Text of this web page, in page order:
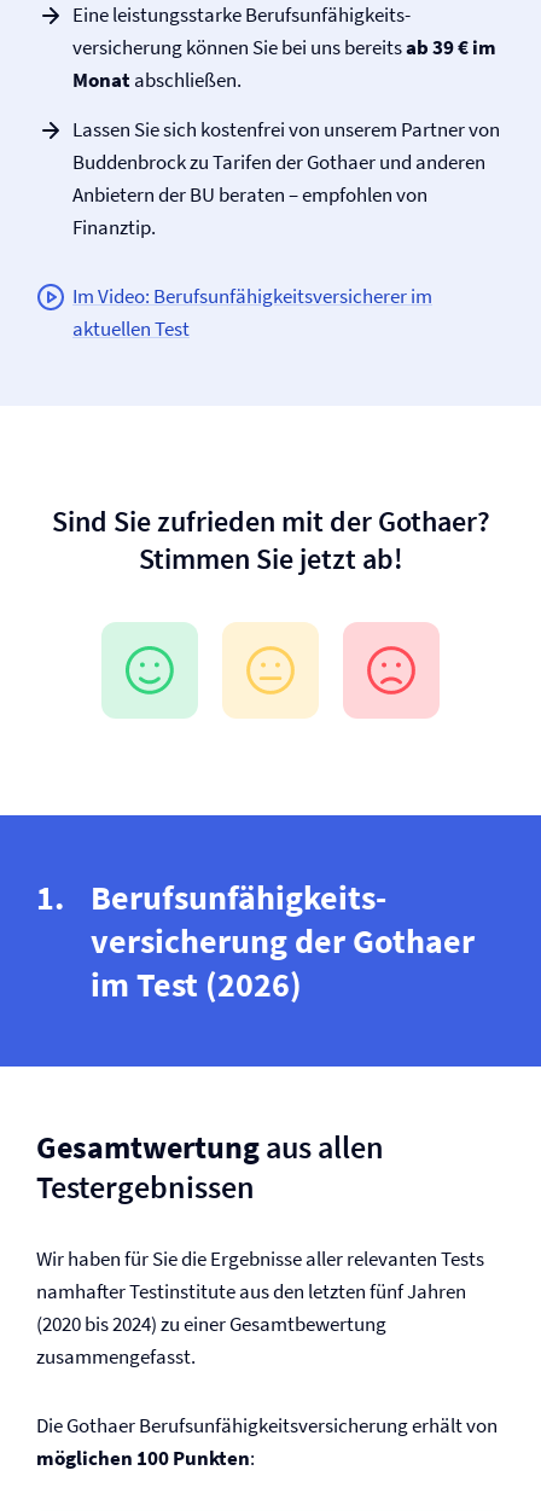
Eine leistungsstarke Berufs­unfähigkeits­
versicherung können Sie bei uns bereitsab 39 € im
Monatabschließen.
Lassen Sie sich kostenfrei von unserem Partner von
Buddenbrock zu Tarifen der Gothaer und anderen
Anbietern der BU beraten – empfohlen von
Finanztip.
Im Video: Berufs­unfähigkeits­versicherer im
aktuellen Test
Sind Sie zufrieden mit der Gothaer?
Stimmen Sie jetzt ab!
Berufs­unfähigkeits­
versicherung der Gothaer
im Test (2026)
Gesamtwertungaus allen
Testergebnissen
Wir haben für Sie die Ergebnisse aller relevanten Tests
namhafter Testinstitute aus den letzten fünf Jahren
(2020 bis 2024) zu einer Gesamtbewertung
zusammengefasst.
Die Gothaer Berufs­unfähigkeits­versicherung erhält von
möglichen 100 Punkten: